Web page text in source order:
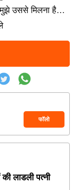
उससे मिलना है…
फॉलो
की लाडली पत्नी